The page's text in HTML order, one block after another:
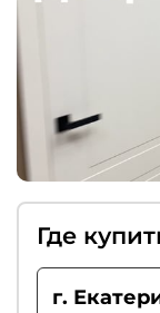
Где
г.